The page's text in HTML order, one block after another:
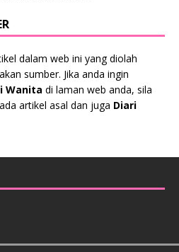
dalam web ini yang diolah
sumber. Jika anda ingin
Wanita di laman web anda, sila
artikel asal dan juga Diari